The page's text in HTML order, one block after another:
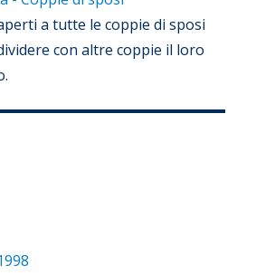
a tutte le coppie di sposi
con altre coppie il loro